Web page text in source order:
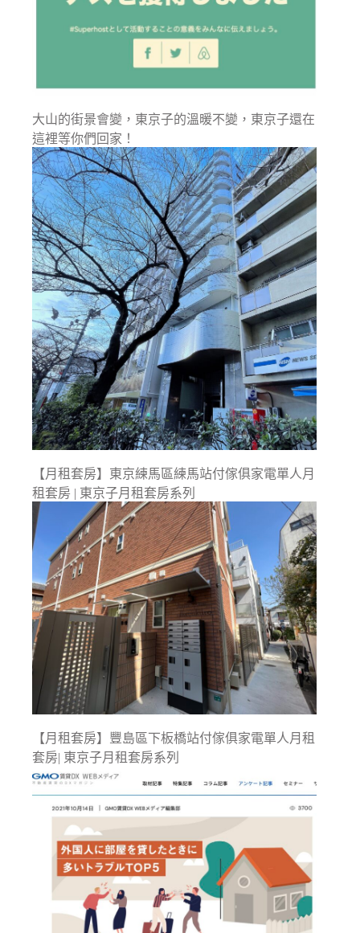
大山的街景會變，東京子的溫暖不變，東京子還在
這裡等你們回家！
【月租套房】東京練馬區練馬站付傢俱家電單人月
租套房 | 東京子月租套房系列
【月租套房】豐島區下板橋站付傢俱家電單人月租
套房| 東京子月租套房系列